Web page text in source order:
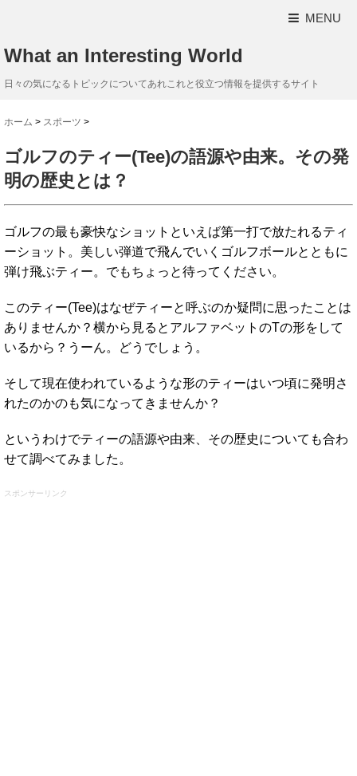
MENU
What an Interesting World
日々の気になるトピックについてあれこれと役立つ情報を提供するサイト
ホーム > スポーツ >
ゴルフのティー(Tee)の語源や由来。その発
明の歴史とは？
ゴルフの最も豪快なショットといえば第一打で放たれるティ
ーショット。美しい弾道で飛んでいくゴルフボールとともに
弾け飛ぶティー。でもちょっと待ってください。
このティー(Tee)はなぜティーと呼ぶのか疑問に思ったことは
ありませんか？横から見るとアルファベットのTの形をして
いるから？うーん。どうでしょう。
そして現在使われているような形のティーはいつ頃に発明さ
れたのかのも気になってきませんか？
というわけでティーの語源や由来、その歴史についても合わ
せて調べてみました。
スポンサーリンク